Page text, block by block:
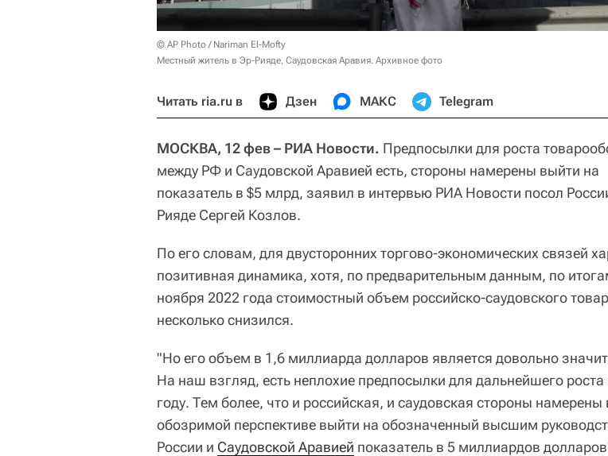
© AP Photo / Nariman El-Mofty
Местный житель в Эр-Рияде, Саудовская Аравия. Архивное фото
Читать ria.ru в Дзен МАКС Telegram
МОСКВА, 12 фев – РИА Новости. Предпосылки для роста
между РФ и Саудовской Аравией есть, стороны намерены выйти на
показатель в $5 млрд, заявил в интервью РИА Новости посол
Рияде Сергей Козлов.
По его словам, для двусторонних торгово-экономических связей
позитивная динамика, хотя, по предварительным данным, по
ноября 2022 года стоимостный объем российско-саудовского
несколько снизился.
"Но его объем в 1,6 миллиарда долларов является довольно
На наш взгляд, есть неплохие предпосылки для дальнейшего роста
году. Тем более, что и российская, и саудовская стороны намерены
обозримой перспективе выйти на обозначенный высшим
России и Саудовской Аравией показатель в 5 миллиардов